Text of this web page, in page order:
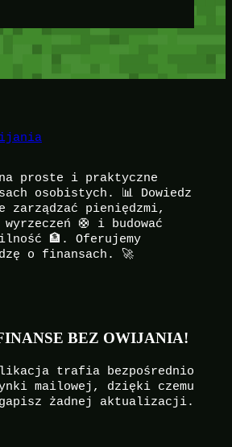
proste i praktyczne
osobistych. 📊 Dowiedz
zarządzać pieniędzmi,
wyrzeczeń 🛟 i budować
🏦. Oferujemy
o finansach. 🚀
BEZ OWIJANIA!
trafia bezpośrednio
mailowej, dzięki czemu
żadnej aktualizacji.